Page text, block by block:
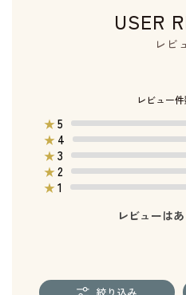
USER
レビ
レビュー件
★5
★ 4
★3
★2
★1
レビューはあ
絞り込み